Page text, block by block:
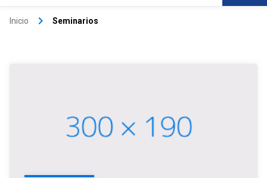
Inicio keyboard_arrow_right Seminarios